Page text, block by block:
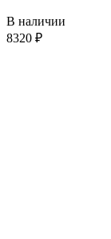
В наличии
8320 ₽